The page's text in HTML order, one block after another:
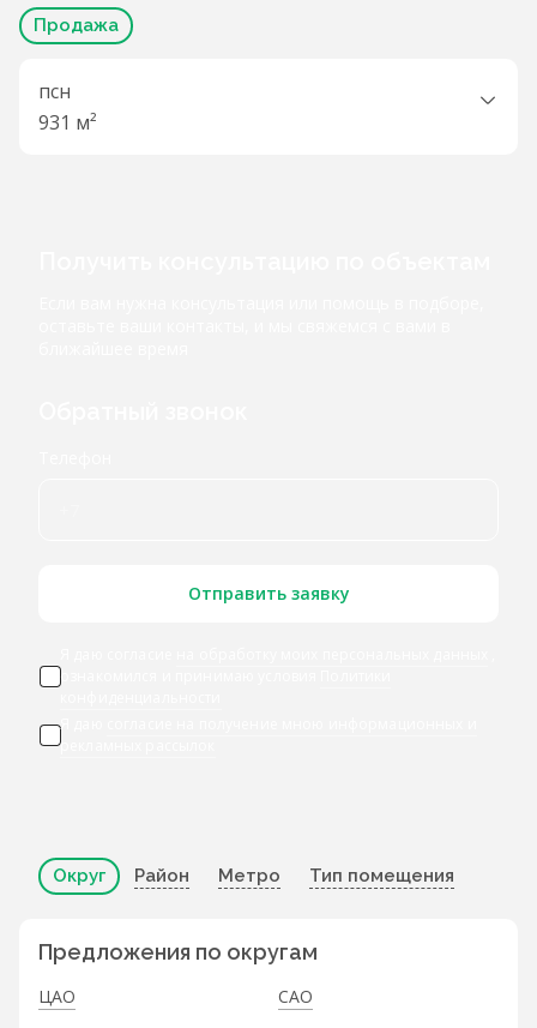
Продажа
псн
931 м²
Отправить заявку
ознакомился и принимаю условия
Я даю
рекламных рассылок
Округ Район Метро Тип помещения
Предложения по округам
ЦАО САО